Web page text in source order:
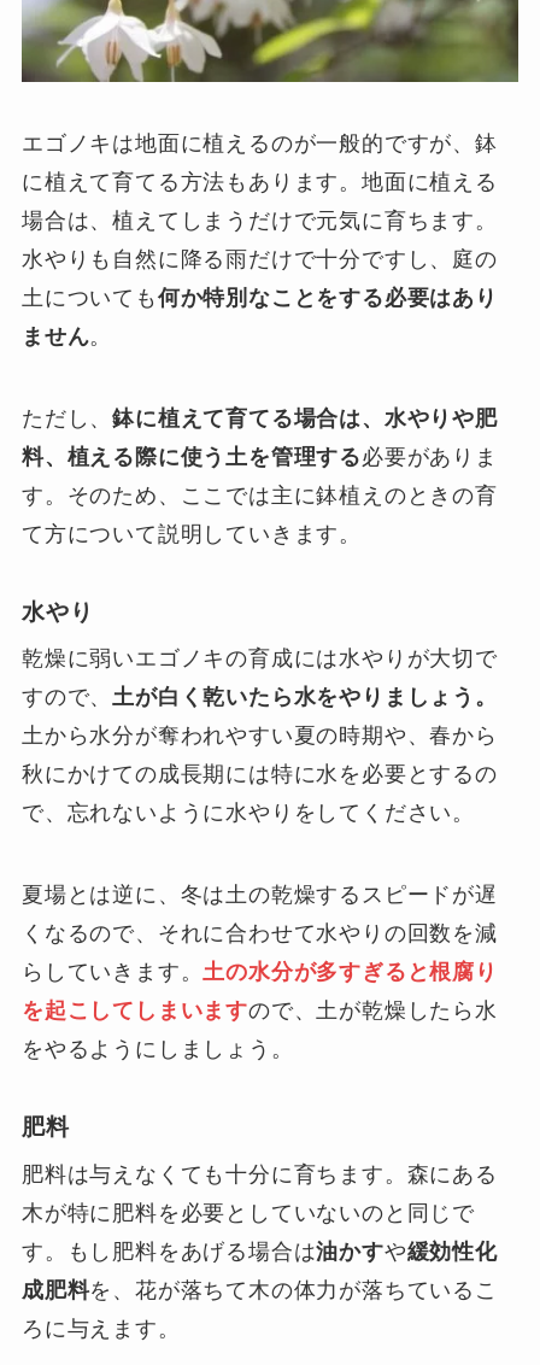
エゴノキは地面に植えるのが一般的ですが、鉢
に植えて育てる方法もあります。地面に植える
場合は、植えてしまうだけで元気に育ちます。
水やりも自然に降る雨だけで十分ですし、庭の
土についても 何か特別なことをする必要はあり
ません。
ただし、鉢に植えて育てる場合は、水やりや肥
料、植える際に使う土を管理する必要がありま
す。そのため、ここでは主に鉢植えのときの育
て方について説明していきます。
水やり
乾燥に弱いエゴノキの育成には水やりが大切で
すので、土が白く乾いたら水をやりましょう。
土から水分が奪われやすい夏の時期や、春から
秋にかけての成長期には特に水を必要とするの
で、忘れないように水やりをしてください。
夏場とは逆に、冬は土の乾燥するスピードが遅
くなるので、それに合わせて水やりの回数を減
らしていきます。土の水分が多すぎると根腐り
を起こしてしまいますので、土が乾燥したら水
をやるようにしましょう。
肥料
肥料は与えなくても十分に育ちます。森にある
木が特に肥料を必要としていないのと同じで
す。もし肥料をあげる場合は油かすや緩効性化
成肥料を、花が落ちて木の体力が落ちているこ
ろに与えます。